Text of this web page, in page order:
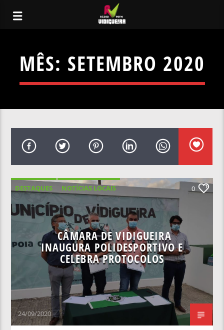
MÊS: SETEMBRO 2020
DESTAQUES NOTÍCIAS LOCAIS 0
CÂMARA DE VIDIGUEIRA
INAUGURA POLIDESPORTIVO E
CELEBRA PROTOCOLOS
24/09/2020